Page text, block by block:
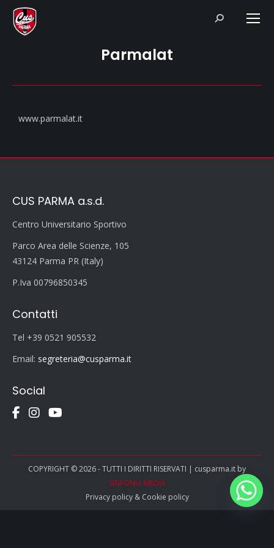
Search:
Parmalat
www.parmalat.it
CUS PARMA a.s.d.
Centro Universitario Sportivo
Parco Area delle Scienze, 105
43124 Parma PR (Italy)
P.Iva 00796850345
Contatti
Tel +39 0521 905532
Email: segreteria@cusparma.it
Social
COPYRIGHT © 2026 - TUTTI I DIRITTI RISERVATI | cusparma.it by
SINFONIA MEDIA
Privacy policy& Cookie policy